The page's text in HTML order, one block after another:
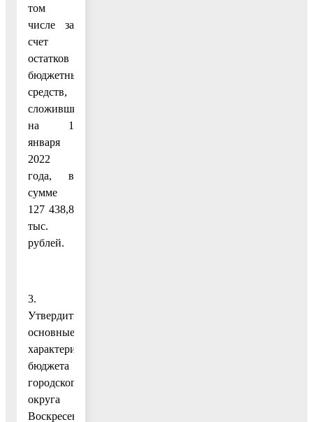
том
числе за
счет
остатков
бюджетных
средств,
сложившихся
на 1
января
2022
года, в
сумме
127 438,8
тыс.
рублей.
3.
Утвердить
основные
характеристики
бюджета
городского
округа
Воскресенск